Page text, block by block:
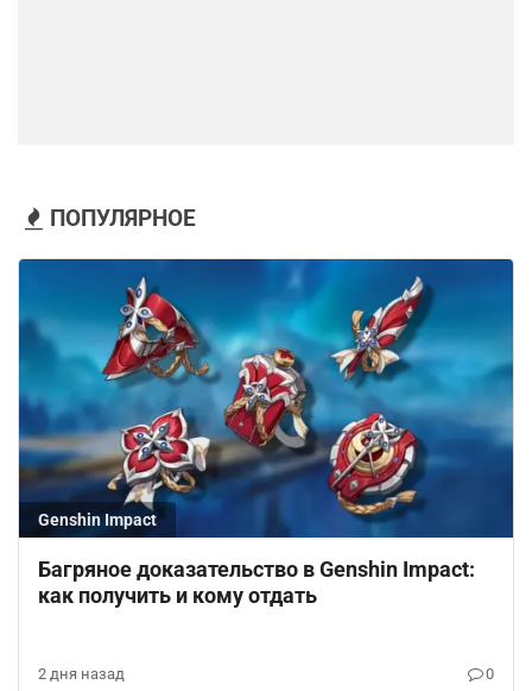
ПОПУЛЯРНОЕ
Genshin Impact
Багряное доказательство в Genshin Impact:
как получить и кому отдать
2 дня назад 0